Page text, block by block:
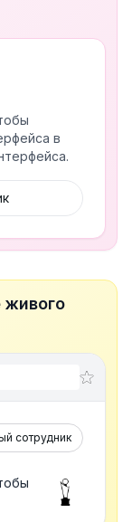
в
живого
сотрудник